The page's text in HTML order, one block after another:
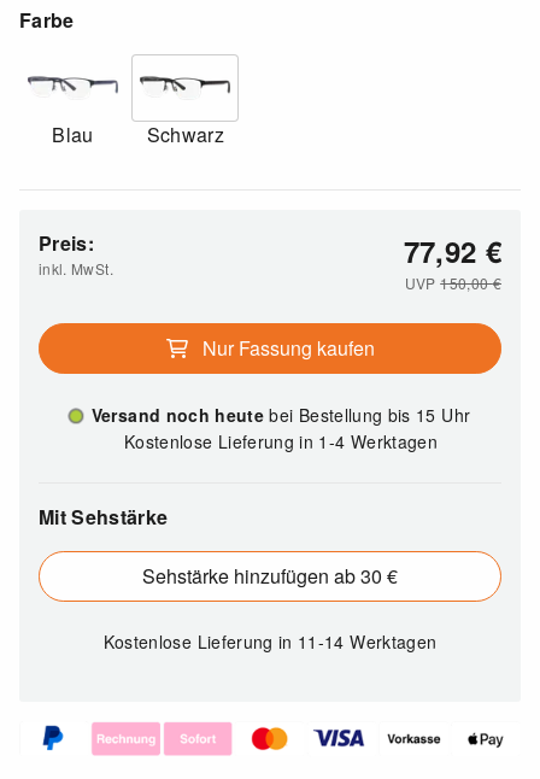
Farbe
Blau Schwarz
Preis:
inkl. MwSt. 77,92 €
UVP150,00€
Nur Fassung kaufen
Versand noch heutebei Bestellung bis 15 Uhr
Kostenlose Lieferung in 1-4 Werktagen
Mit Sehstärke
Sehstärke hinzufügen ab 30 €
Kostenlose Lieferungin 11-14 Werktagen